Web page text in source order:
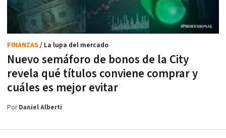
Nuevo semáforo de bonos de la City
revela qué títulos conviene comprar y
cuáles es mejor evitar
FINANZAS / La lupa del mercado
PorDaniel Alberti